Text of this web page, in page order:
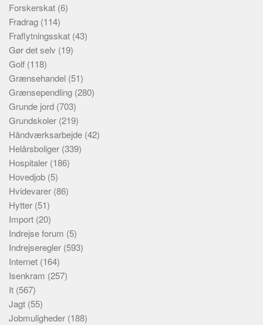
Forskerskat (6)
Fradrag (114)
Fraflytningsskat (43)
Gør det selv (19)
Golf (118)
Grænsehandel (51)
Grænsependling (280)
Grunde jord (703)
Grundskoler (219)
Håndværksarbejde (42)
Helårsboliger (339)
Hospitaler (186)
Hovedjob (5)
Hvidevarer (86)
Hytter (51)
Import (20)
Indrejse forum (5)
Indrejseregler (593)
Internet (164)
Isenkram (257)
It (567)
Jagt (55)
Jobmuligheder (188)